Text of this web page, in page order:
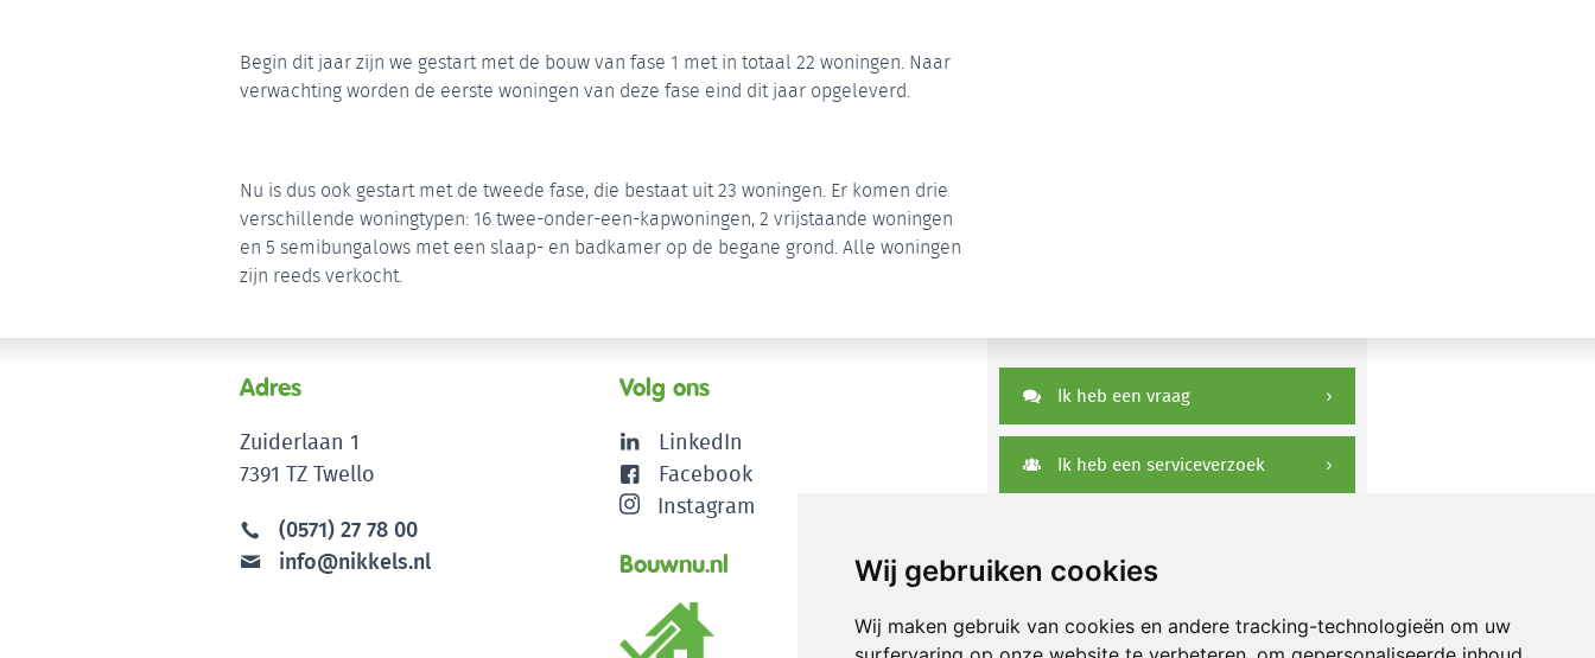
Wij gebruiken cookies
Wij maken gebruik van cookies en andere tracking-technologieën om uw
Begin dit jaar zijn we gestart met de bouw van fase 1 met in totaal 22 woningen. Naar
verwachting worden de eerste woningen van deze fase eind dit jaar opgeleverd.
Nu is dus ook gestart met de tweede fase, die bestaat uit 23 woningen. Er komen drie
verschillende woningtypen: 16 twee-onder-een-kapwoningen, 2 vrijstaande woningen
en 5 semibungalows met een slaap- en badkamer op de begane grond. Alle woningen
zijn reeds verkocht.
Adres
Zuiderlaan 1
7391 TZ Twello
(0571) 27 78 00
info@nikkels.nl
Volg ons
LinkedIn
Facebook
Instagram
Bouwnu.nl
Ik heb een vraag
Ik heb een serviceverzoek